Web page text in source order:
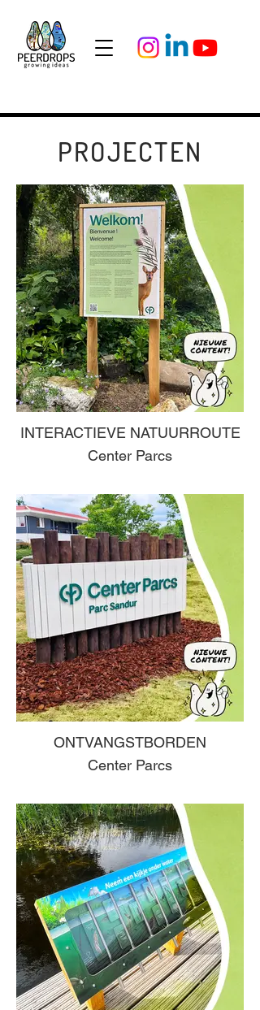
PROJECTEN
INTERACTIEVE NATUURROUTE
Center Parcs
ONTVANGSTBORDEN
Center Parcs